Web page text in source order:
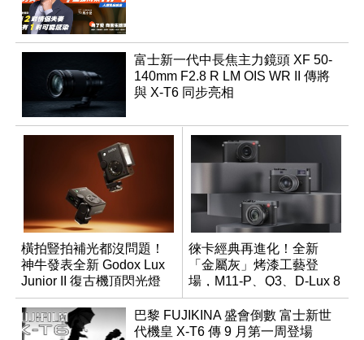
富士新一代中長焦主力鏡頭 XF 50-
140mm F2.8 R LM OIS WR II 傳將
與 X-T6 同步亮相
橫拍豎拍補光都沒問題！
神牛發表全新 Godox Lux
Junior II 復古機頂閃光燈
徠卡經典再進化！全新
「金屬灰」烤漆工藝登
場，M11-P、Q3、D-Lux 8
領銜換裝
巴黎 FUJIKINA 盛會倒數 富士新世
代機皇 X-T6 傳 9 月第一周登場